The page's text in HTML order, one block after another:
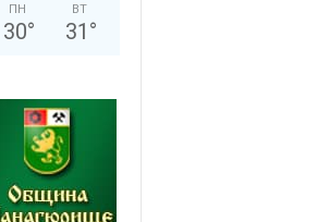
ПН
30°
ВТ
31 °